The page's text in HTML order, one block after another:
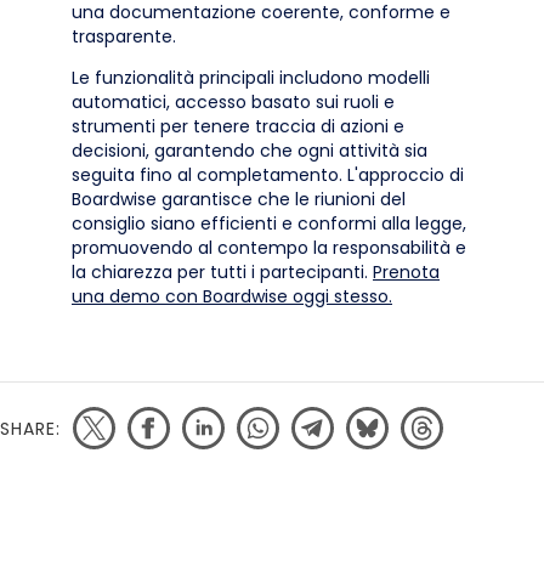
una documentazione coerente, conforme e
trasparente.
Le funzionalità principali includono modelli
automatici, accesso basato sui ruoli e
strumenti per tenere traccia di azioni e
decisioni, garantendo che ogni attività sia
seguita fino al completamento. L'approccio di
Boardwise garantisce che le riunioni del
consiglio siano efficienti e conformi alla legge,
promuovendo al contempo la responsabilità e
la chiarezza per tutti i partecipanti. Prenota
una demo con Boardwise oggi stesso.
SHARE: